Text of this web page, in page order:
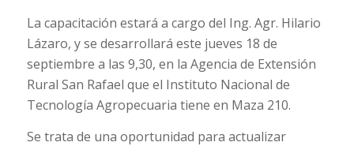
La capacitación estará a cargo del Ing. Agr. Hilario
Lázaro, y se desarrollará este jueves 18 de
septiembre a las 9,30, en la Agencia de Extensión
Rural San Rafael que el Instituto Nacional de
Tecnología Agropecuaria tiene en Maza 210.
Se trata de una oportunidad para actualizar